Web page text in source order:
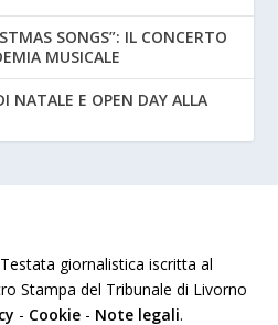
SONGS”: IL CONCERTO
MUSICALE
NATALE E OPEN DAY ALLA
giornalistica iscritta al
Stampa del Tribunale di Livorno
- Cookie - Note legali.